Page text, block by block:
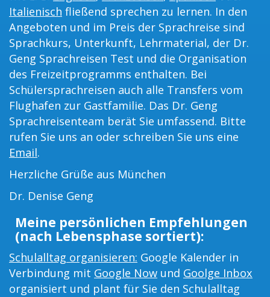
Italienisch fließend sprechen zu lernen. In den
Angeboten und im Preis der Sprachreise sind
Sprachkurs, Unterkunft, Lehrmaterial, der Dr.
Geng Sprachreisen Test und die Organisation
des Freizeitprogramms enthalten. Bei
Schülersprachreisen auch alle Transfers vom
Flughafen zur Gastfamilie. Das Dr. Geng
Sprachreisenteam berät Sie umfassend. Bitte
rufen Sie uns an oder schreiben Sie uns eine
Email.
Herzliche Grüße aus München
Dr. Denise Geng
Meine persönlichen Empfehlungen
(nach Lebensphase sortiert):
Schulalltag organisieren: Google Kalender in
Verbindung mit Google Now und Goolge Inbox
organisiert und plant für Sie den Schulalltag